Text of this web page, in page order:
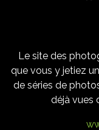
Le site des
que vous y jetiez
de séries de
déjà vues